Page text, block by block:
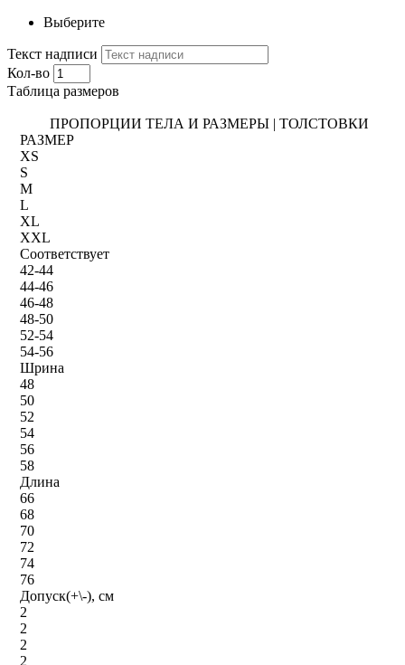
Выберите
Текст надписи
Кол-во
Таблица размеров
ПРОПОРЦИИ ТЕЛА И РАЗМЕРЫ | ТОЛСТОВКИ
РАЗМЕР
XS
S
M
L
XL
XXL
Соответствует
42-44
44-46
46-48
48-50
52-54
54-56
Шрина
48
50
52
54
56
58
Длина
66
68
70
72
74
76
Допуск(+\-), см
2
2
2
2